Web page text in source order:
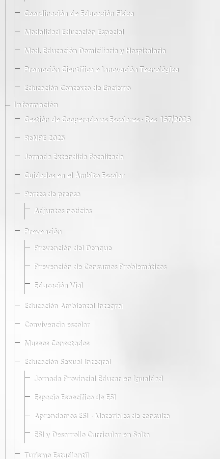
Coordinación de Educación Física
Modalidad Educación Especial
Mod. Educación Domiciliaria y Hospitalaria
Promoción Científica e Innovación Tecnológica
Educación Contexto de Encierro
Información
Gestión de Cooperadoras Escolares · Res. 167/2026
ReNPE 2025
Jornada Extendida Focalizada
Cuidados en el Ámbito Escolar
Partes de prensa
Adjuntos noticias
Prevención
Prevención del Dengue
Prevención de Consumos Problemáticos
Educación Vial
Educación Ambiental Integral
Convivencia escolar
Museos Conectados
Educación Sexual Integral
Jornada Provincial Educar en Igualdad
Espacio Específico de ESI
Aprendamos ESI - Materiales de consulta
ESI y Desarrollo Curricular en Salta
Turismo Estudiantil